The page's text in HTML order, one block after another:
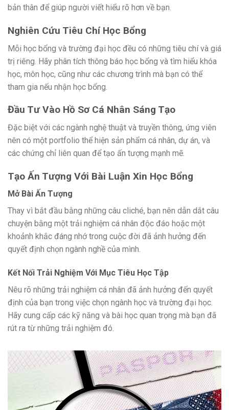
bản thân để giúp người viết hiểu rõ hơn về bạn.
Nghiên Cứu Tiêu Chí Học Bổng
Mỗi học bổng và trường đại học đều có những tiêu chí và giá
trị riêng. Hãy phân tích thông báo học bổng và tìm hiểu khóa
học, môn học, cũng như các chương trình mà bạn có thể
tham gia nếu nhận học bổng.
Đầu Tư Vào Hồ Sơ Cá Nhân Sáng Tạo
Đặc biệt với các ngành nghệ thuật và truyền thông, ứng viên
nên có một portfolio thể hiện sản phẩm cá nhân, dự án, và
các chứng chỉ liên quan để tạo ấn tượng mạnh mẽ.
Tạo Ấn Tượng Với Bài Luận Xin Học Bổng
Mở Bài Ấn Tượng
Thay vì bắt đầu bằng những câu cliché, bạn nên dẫn dắt câu
chuyện bằng một trải nghiệm cá nhân độc đáo hoặc một
khoảnh khắc đáng nhớ trong cuộc đời đã ảnh hưởng đến
quyết định chọn ngành nghề của mình.
Kết Nối Trải Nghiệm Với Mục Tiêu Học Tập
Nêu rõ những trải nghiệm cá nhân đã ảnh hưởng đến quyết
định của bạn trong việc chọn ngành học và trường đại học.
Hãy cung cấp các kỹ năng và bài học quan trọng mà bạn đã
rút ra từ những trải nghiệm đó.